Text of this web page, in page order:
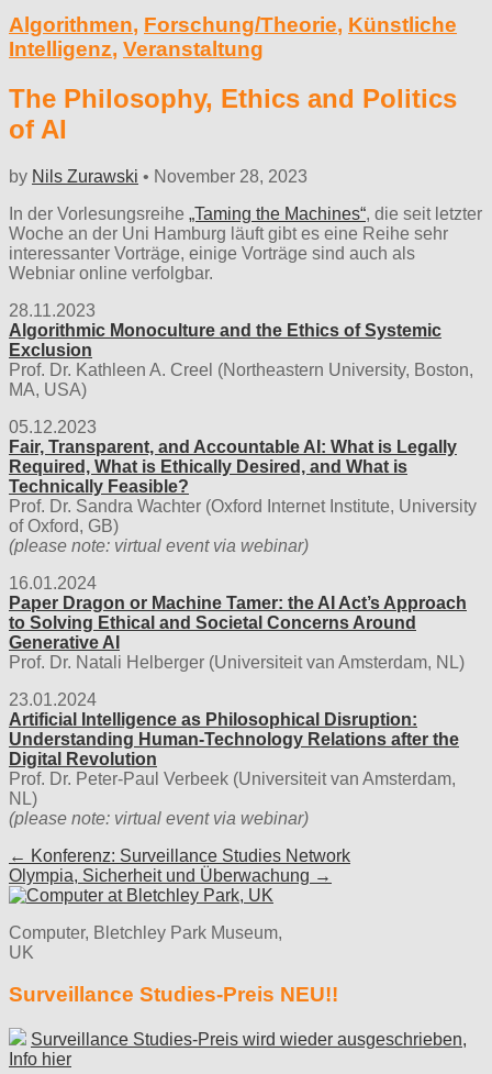
Algorithmen, Forschung/Theorie, Künstliche
Intelligenz, Veranstaltung
The Philosophy, Ethics and Politics
of AI
by Nils Zurawski • November 28, 2023
In der Vorlesungsreihe „Taming the Machines“, die seit letzter
Woche an der Uni Hamburg läuft gibt es eine Reihe sehr
interessanter Vorträge, einige Vorträge sind auch als
Webniar online verfolgbar.
28.11.2023
Algorithmic Monoculture and the Ethics of Systemic
Exclusion
Prof. Dr. Kathleen A. Creel (Northeastern University, Boston,
MA, USA)
05.12.2023
Fair, Transparent, and Accountable AI: What is Legally
Required, What is Ethically Desired, and What is
Technically Feasible?
Prof. Dr. Sandra Wachter (Oxford Internet Institute, University
of Oxford, GB)
(please note: virtual event via webinar)
16.01.2024
Paper Dragon or Machine Tamer: the AI Act’s Approach
to Solving Ethical and Societal Concerns Around
Generative AI
Prof. Dr. Natali Helberger (Universiteit van Amsterdam, NL)
23.01.2024
Artificial Intelligence as Philosophical Disruption:
Understanding Human-Technology Relations after the
Digital Revolution
Prof. Dr. Peter-Paul Verbeek (Universiteit van Amsterdam,
NL)
(please note: virtual event via webinar)
Post
navigation
← Konferenz: Surveillance Studies Network
Olympia, Sicherheit und Überwachung →
Computer, Bletchley Park Museum,
UK
Surveillance Studies-Preis NEU!!
Surveillance Studies-Preis wird wieder ausgeschrieben,
Info hier